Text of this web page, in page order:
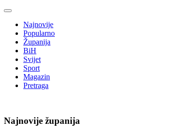
Najnovije
Popularno
Županija
BiH
Svijet
Sport
Magazin
Pretraga
Najnovije županija